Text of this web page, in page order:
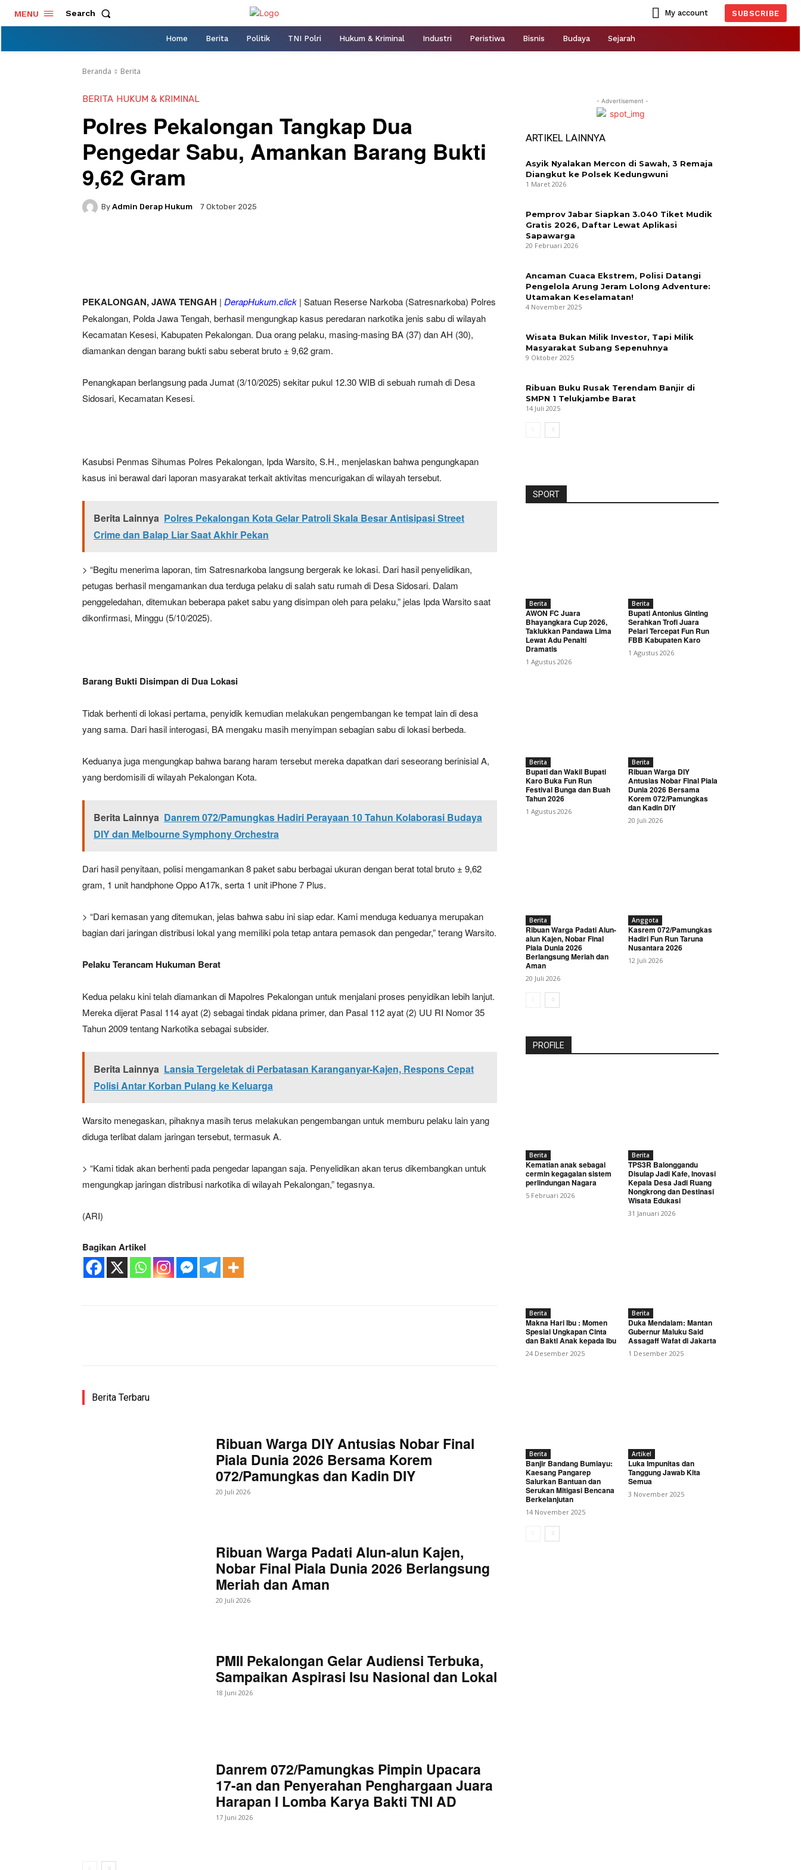
MENU Search My account SUBSCRIBE
Home Berita Politik TNI Polri Hukum & Kriminal Industri Peristiwa Bisnis Budaya Sejarah
Beranda Berita
BERITA HUKUM & KRIMINAL
Polres Pekalongan Tangkap Dua
Pengedar Sabu, Amankan Barang Bukti
9,62 Gram
By Admin Derap Hukum 7 Oktober 2025
PEKALONGAN, JAWA TENGAH | DerapHukum.click | Satuan Reserse Narkoba (Satresnarkoba) Polres
Pekalongan, Polda Jawa Tengah, berhasil mengungkap kasus peredaran narkotika jenis sabu di wilayah
Kecamatan Kesesi, Kabupaten Pekalongan. Dua orang pelaku, masing-masing BA (37) dan AH (30),
diamankan dengan barang bukti sabu seberat bruto ± 9,62 gram.
Penangkapan berlangsung pada Jumat (3/10/2025) sekitar pukul 12.30 WIB di sebuah rumah di Desa
Sidosari, Kecamatan Kesesi.
Kasubsi Penmas Sihumas Polres Pekalongan, Ipda Warsito, S.H., menjelaskan bahwa pengungkapan
kasus ini berawal dari laporan masyarakat terkait aktivitas mencurigakan di wilayah tersebut.
Berita Lainnya Polres Pekalongan Kota Gelar Patroli Skala Besar Antisipasi Street
Crime dan Balap Liar Saat Akhir Pekan
> “Begitu menerima laporan, tim Satresnarkoba langsung bergerak ke lokasi. Dari hasil penyelidikan,
petugas berhasil mengamankan dua terduga pelaku di salah satu rumah di Desa Sidosari. Dalam
penggeledahan, ditemukan beberapa paket sabu yang disimpan oleh para pelaku,” jelas Ipda Warsito saat
dikonfirmasi, Minggu (5/10/2025).
Barang Bukti Disimpan di Dua Lokasi
Tidak berhenti di lokasi pertama, penyidik kemudian melakukan pengembangan ke tempat lain di desa
yang sama. Dari hasil interogasi, BA mengaku masih menyimpan sebagian sabu di lokasi berbeda.
Keduanya juga mengungkap bahwa barang haram tersebut mereka dapatkan dari seseorang berinisial A,
yang berdomisili di wilayah Pekalongan Kota.
Berita Lainnya Danrem 072/Pamungkas Hadiri Perayaan 10 Tahun Kolaborasi Budaya
DIY dan Melbourne Symphony Orchestra
Dari hasil penyitaan, polisi mengamankan 8 paket sabu berbagai ukuran dengan berat total bruto ± 9,62
gram, 1 unit handphone Oppo A17k, serta 1 unit iPhone 7 Plus.
> “Dari kemasan yang ditemukan, jelas bahwa sabu ini siap edar. Kami menduga keduanya merupakan
bagian dari jaringan distribusi lokal yang memiliki pola tetap antara pemasok dan pengedar,” terang Warsito.
Pelaku Terancam Hukuman Berat
Kedua pelaku kini telah diamankan di Mapolres Pekalongan untuk menjalani proses penyidikan lebih lanjut.
Mereka dijerat Pasal 114 ayat (2) sebagai tindak pidana primer, dan Pasal 112 ayat (2) UU RI Nomor 35
Tahun 2009 tentang Narkotika sebagai subsider.
Berita Lainnya Lansia Tergeletak di Perbatasan Karanganyar-Kajen, Respons Cepat
Polisi Antar Korban Pulang ke Keluarga
Warsito menegaskan, pihaknya masih terus melakukan pengembangan untuk memburu pelaku lain yang
diduga terlibat dalam jaringan tersebut, termasuk A.
> “Kami tidak akan berhenti pada pengedar lapangan saja. Penyelidikan akan terus dikembangkan untuk
mengungkap jaringan distribusi narkotika di wilayah Pekalongan,” tegasnya.
(ARI)
Bagikan Artikel
Berita Terbaru
Ribuan Warga DIY Antusias Nobar Final
Piala Dunia 2026 Bersama Korem
072/Pamungkas dan Kadin DIY
20 Juli 2026
Ribuan Warga Padati Alun-alun Kajen,
Nobar Final Piala Dunia 2026 Berlangsung
Meriah dan Aman
20 Juli 2026
PMII Pekalongan Gelar Audiensi Terbuka,
Sampaikan Aspirasi Isu Nasional dan Lokal
18 Juni 2026
Danrem 072/Pamungkas Pimpin Upacara
17-an dan Penyerahan Penghargaan Juara
Harapan I Lomba Karya Bakti TNI AD
17 Juni 2026
- Advertisement -
ARTIKEL LAINNYA
Asyik Nyalakan Mercon di Sawah, 3 Remaja
Diangkut ke Polsek Kedungwuni
1 Maret 2026
Pemprov Jabar Siapkan 3.040 Tiket Mudik
Gratis 2026, Daftar Lewat Aplikasi
Sapawarga
20 Februari 2026
Ancaman Cuaca Ekstrem, Polisi Datangi
Pengelola Arung Jeram Lolong Adventure:
Utamakan Keselamatan!
4 November 2025
Wisata Bukan Milik Investor, Tapi Milik
Masyarakat Subang Sepenuhnya
9 Oktober 2025
Ribuan Buku Rusak Terendam Banjir di
SMPN 1 Telukjambe Barat
14 Juli 2025
SPORT
Berita
AWON FC Juara
Bhayangkara Cup 2026,
Taklukkan Pandawa Lima
Lewat Adu Penalti
Dramatis
1 Agustus 2026
Berita
Bupati Antonius Ginting
Serahkan Trofi Juara
Pelari Tercepat Fun Run
FBB Kabupaten Karo
1 Agustus 2026
Berita
Bupati dan Wakil Bupati
Karo Buka Fun Run
Festival Bunga dan Buah
Tahun 2026
1 Agustus 2026
Berita
Ribuan Warga DIY
Antusias Nobar Final Piala
Dunia 2026 Bersama
Korem 072/Pamungkas
dan Kadin DIY
20 Juli 2026
Berita
Ribuan Warga Padati Alun-
alun Kajen, Nobar Final
Piala Dunia 2026
Berlangsung Meriah dan
Aman
20 Juli 2026
Anggota
Kasrem 072/Pamungkas
Hadiri Fun Run Taruna
Nusantara 2026
12 Juli 2026
PROFILE
Berita
Kematian anak sebagai
cermin kegagalan sistem
perlindungan Nagara
5 Februari 2026
Berita
TPS3R Balonggandu
Disulap Jadi Kafe, Inovasi
Kepala Desa Jadi Ruang
Nongkrong dan Destinasi
Wisata Edukasi
31 Januari 2026
Berita
Makna Hari Ibu : Momen
Spesial Ungkapan Cinta
dan Bakti Anak kepada Ibu
24 Desember 2025
Berita
Duka Mendalam: Mantan
Gubernur Maluku Said
Assagaff Wafat di Jakarta
1 Desember 2025
Berita
Banjir Bandang Bumiayu:
Kaesang Pangarep
Salurkan Bantuan dan
Serukan Mitigasi Bencana
Berkelanjutan
14 November 2025
Artikel
Luka Impunitas dan
Tanggung Jawab Kita
Semua
3 November 2025